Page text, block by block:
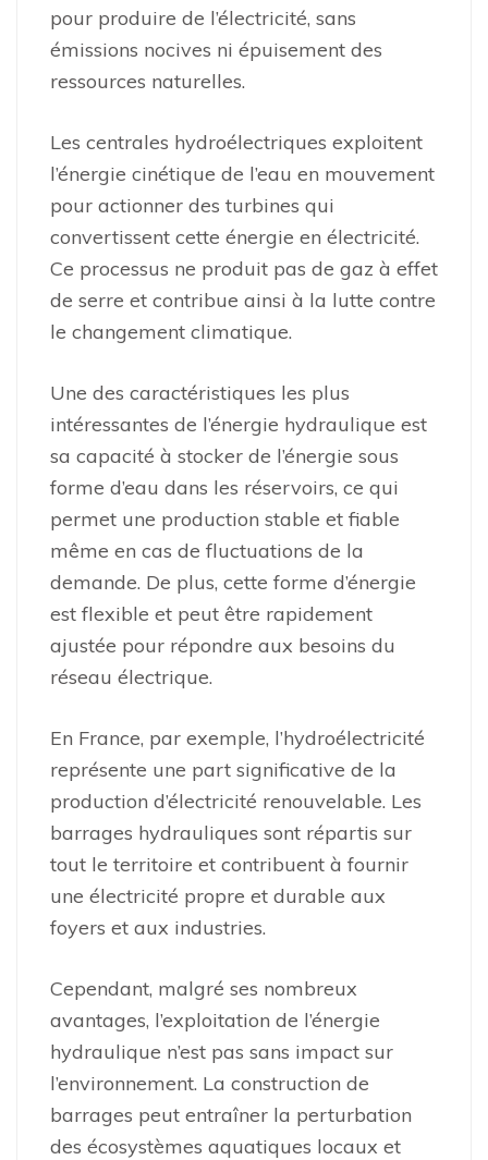
pour produire de l’électricité, sans
émissions nocives ni épuisement des
ressources naturelles.
Les centrales hydroélectriques exploitent
l’énergie cinétique de l’eau en mouvement
pour actionner des turbines qui
convertissent cette énergie en électricité.
Ce processus ne produit pas de gaz à effet
de serre et contribue ainsi à la lutte contre
le changement climatique.
Une des caractéristiques les plus
intéressantes de l’énergie hydraulique est
sa capacité à stocker de l’énergie sous
forme d’eau dans les réservoirs, ce qui
permet une production stable et fiable
même en cas de fluctuations de la
demande. De plus, cette forme d’énergie
est flexible et peut être rapidement
ajustée pour répondre aux besoins du
réseau électrique.
En France, par exemple, l’hydroélectricité
représente une part significative de la
production d’électricité renouvelable. Les
barrages hydrauliques sont répartis sur
tout le territoire et contribuent à fournir
une électricité propre et durable aux
foyers et aux industries.
Cependant, malgré ses nombreux
avantages, l’exploitation de l’énergie
hydraulique n’est pas sans impact sur
l’environnement. La construction de
barrages peut entraîner la perturbation
des écosystèmes aquatiques locaux et